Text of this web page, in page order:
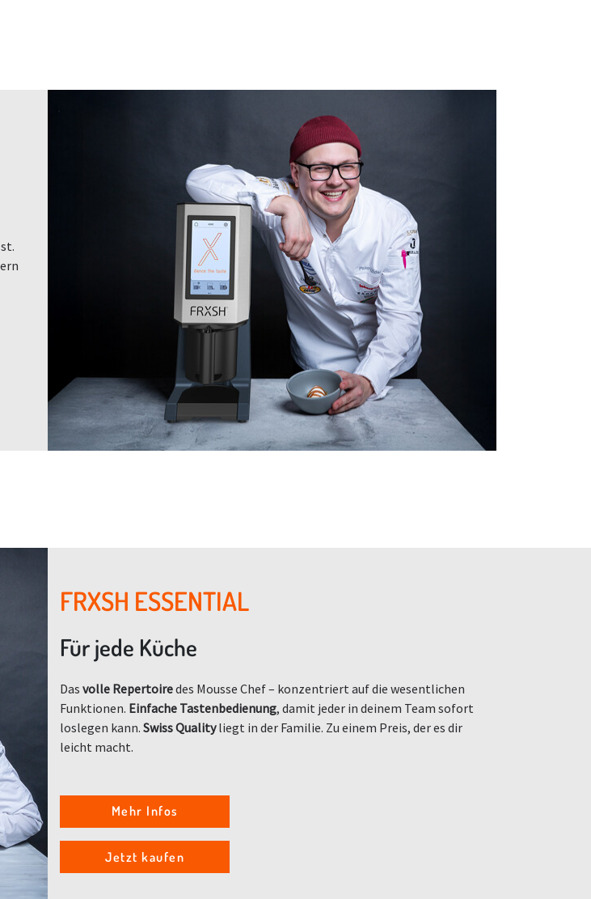
FRXSH ESSENTIAL
Für jede Küche
Das volle Repertoiredes Mousse Chef – konzentriert auf die wesentlichen
Funktionen. Einfache Tastenbedienung, damit jeder in deinem Team sofort
loslegen kann. Swiss Qualityliegt in der Familie. Zu einem Preis, der es dir
leicht macht.
Mehr Infos
Jetzt kaufen